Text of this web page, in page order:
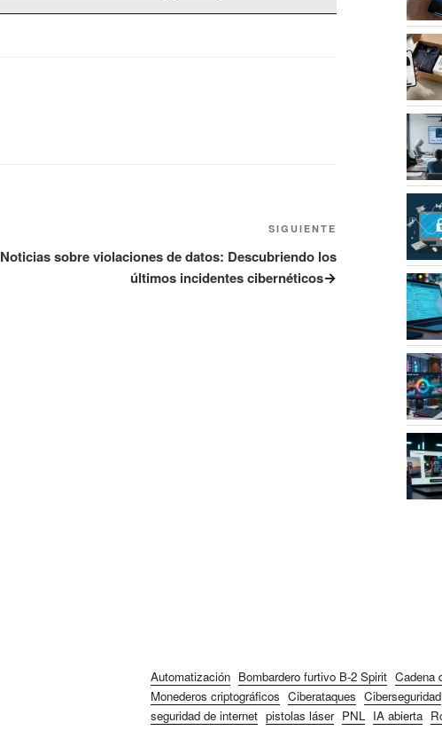
entrada
SIGUIENTE
Noticias sobre violaciones de datos: Descubriendo los
últimos incidentes cibernéticos
Automatización Bombardero furtivo B-2 Spirit Cadena
Monederos criptográficos Ciberataques Ciberseguridad
seguridad de internet pistolas láser PNL IA abierta